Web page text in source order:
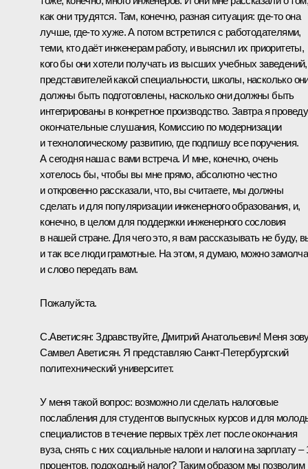
как они трудятся. Там, конечно, разная ситуация: где‑то она
лучше, где‑то хуже. А потом встретился с работодателями,
теми, кто даёт инженерам работу, и выяснил их приоритеты,
кого бы они хотели получать из высших учебных заведений,
представителей какой специальности, школы, насколько
должны быть подготовлены, насколько они должны быть
интегрированы в конкретное производство. Завтра я проведу
окончательные слушания, Комиссию по модернизации
и технологическому развитию, где подпишу все поручения.
А сегодня наша с вами встреча. И мне, конечно, очень
хотелось бы, чтобы вы мне прямо, абсолютно честно
и откровенно рассказали, что, вы считаете, мы должны
сделать и для популяризации инженерного образования, и,
конечно, в целом для поддержки инженерного сословия
в нашей стране. Для чего это, я вам рассказывать не буду,
и так все люди грамотные. На этом, я думаю, можно
и слово передать вам.
Пожалуйста.
С.Аветисян:Здравствуйте, Дмитрий Анатольевич! Меня
Самвел Аветисян. Я представляю Санкт-Петербургский
политехнический университет.
У меня такой вопрос: возможно ли сделать налоговые
послабления для студентов выпускных курсов и для
специалистов в течение первых трёх лет после окончания
вуза, снять с них социальные налоги и налоги на зарплату –
процентов, подоходный налог? Таким образом мы позволим